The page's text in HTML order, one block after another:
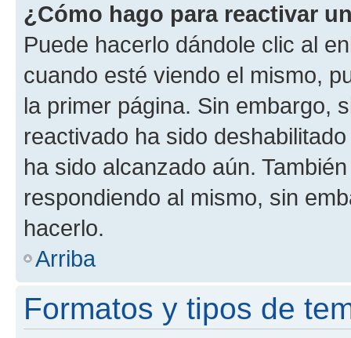
¿Cómo hago para reactivar
Puede hacerlo dándole clic al
cuando esté viendo el mismo,
la primer página. Sin embargo,
reactivado ha sido
ha sido alcanzado aún.
respondiendo al mismo, sin
hacerlo.
Arriba
Formatos y tipos de